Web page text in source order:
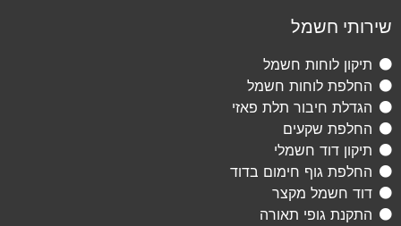
שירותי חשמל
תיקון לוחות חשמל
החלפת לוחות חשמל
הגדלת חיבור תלת פאזי
החלפת שקעים
תיקון דוד חשמלי
החלפת גוף חימום בדוד
דוד חשמל מקצר
התקנת גופי תאורה